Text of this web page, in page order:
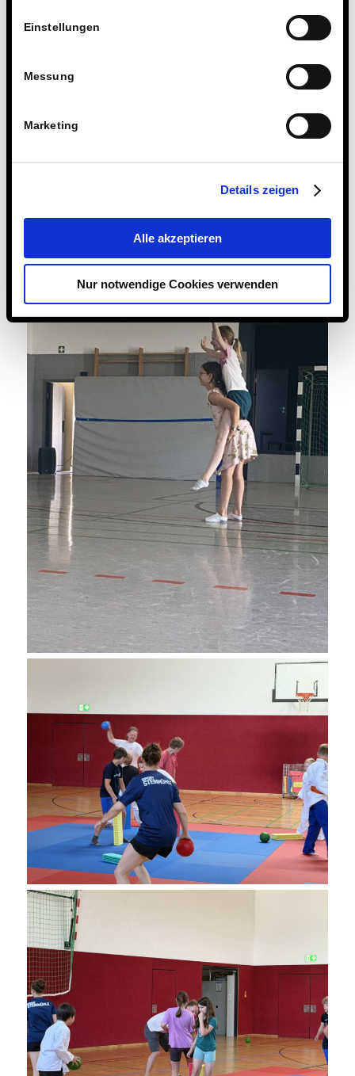
Einstellungen
Messung
Marketing
Details zeigen
Alle akzeptieren
Nur notwendige Cookies verwenden